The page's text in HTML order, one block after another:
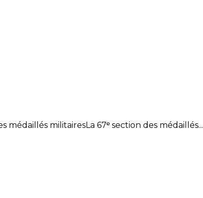
militairesLa 67ᵉ section des médaillés...